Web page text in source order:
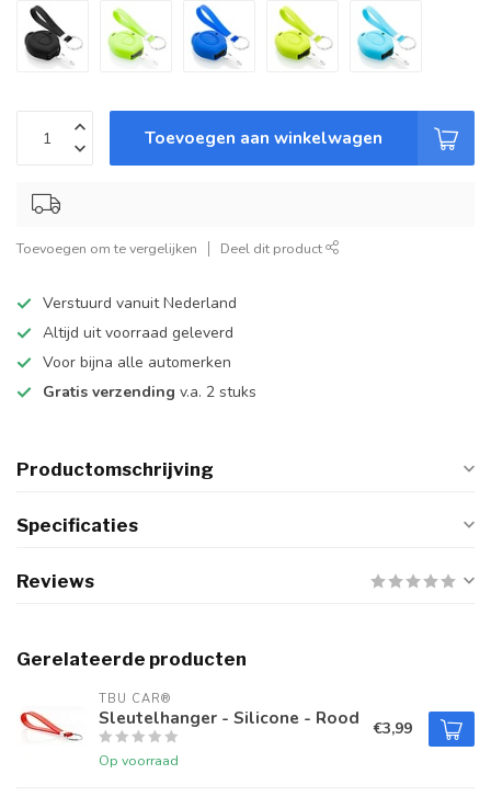
Toevoegen aan winkelwagen
Toevoegen om te vergelijken Deel dit product
Verstuurd vanuit Nederland
Altijd uit voorraad geleverd
Voor bijna alle automerken
Gratis verzending v.a. 2 stuks
Productomschrijving
Specificaties
Reviews
Gerelateerde producten
TBU CAR®
Sleutelhanger - Silicone - Rood
Op voorraad
€3,99